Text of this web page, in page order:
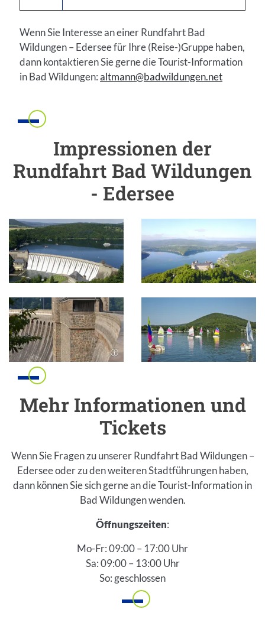
Wenn Sie Interesse an einer Rundfahrt Bad
Wildungen – Edersee für Ihre (Reise-)Gruppe haben,
dann kontaktieren Sie gerne die Tourist-Information
in Bad Wildungen:altmann@badwildungen.net
Impressionen der
Rundfahrt Bad Wildungen
- Edersee
Inhalt
Bild in Lightbox öffnen
Mehr Informationen und
Tickets
Wenn Sie Fragen zu unserer Rundfahrt Bad Wildungen –
Edersee oder zu den weiteren Stadtführungen haben,
dann können Sie sich gerne an die Tourist-Information in
Bad Wildungen wenden.
Öffnungszeiten:
Mo-Fr: 09:00 – 17:00 Uhr
Sa: 09:00 – 13:00 Uhr
So: geschlossen